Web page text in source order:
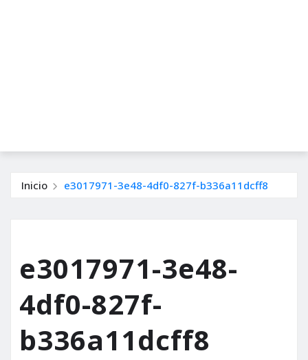
Inicio e3017971-3e48-4df0-827f-b336a11dcff8
e3017971-3e48-
4df0-827f-
b336a11dcff8